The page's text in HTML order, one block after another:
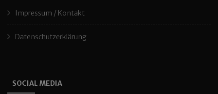
Impressum / Kontakt
Datenschutzerklärung
SOCIAL MEDIA